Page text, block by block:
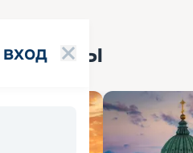
круизы